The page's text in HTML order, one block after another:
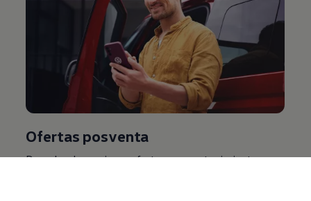
Ofertas posventa
Descubre las mejores ofertas en mantenimiento,